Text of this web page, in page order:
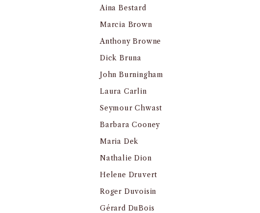
Aina Bestard
Marcia Brown
Anthony Browne
Dick Bruna
John Burningham
Laura Carlin
Seymour Chwast
Barbara Cooney
Maria Dek
Nathalie Dion
Helene Druvert
Roger Duvoisin
Gérard DuBois